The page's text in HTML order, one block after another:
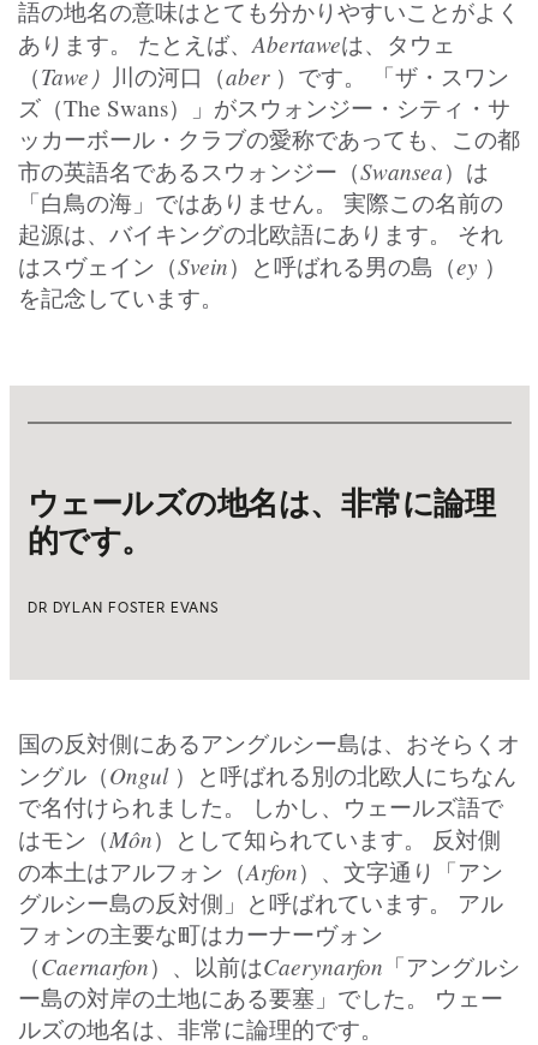
語の地名の意味はとても分かりやすいことがよく
あります。 たとえば、Abertaweは、タウェ
（Tawe） 川の河口（aber ）です。 「ザ・スワン
ズ（The Swans）」がスウォンジー・シティ・サ
ッカーボール・クラブの愛称であっても、この都
市の英語名であるスウォンジー（Swansea）は
「白鳥の海」ではありません。 実際この名前の
起源は、バイキングの北欧語にあります。 それ
はスヴェイン（Svein）と呼ばれる男の島（ey ）
を記念しています。
ウェールズの地名は、非常に論理
的です。
DR DYLAN FOSTER EVANS
国の反対側にあるアングルシー島は、おそらくオ
ングル（Ongul ）と呼ばれる別の北欧人にちなん
で名付けられました。 しかし、ウェールズ語で
はモン（Môn）として知られています。 反対側
の本土はアルフォン（Arfon）、文字通り「アン
グルシー島の反対側」と呼ばれています。 アル
フォンの主要な町はカーナーヴォン
（Caernarfon）、以前はCaerynarfon 「アングルシ
ー島の対岸の土地にある要塞」でした。 ウェー
ルズの地名は、非常に論理的です。